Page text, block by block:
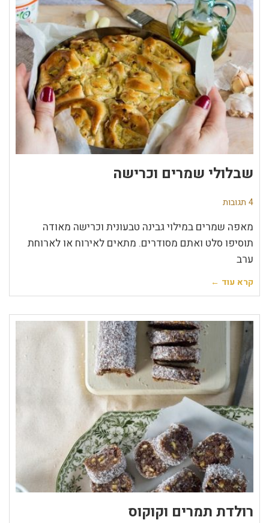
שבלולי שמרים וכרישה
4 תגובות
מאפה שמרים במילוי גבינה טבעונית וכרישה מאודה
תוסיפו סלט ואתם מסודרים. מתאים לאירוח או לארוחת
ערב
קרא עוד ←
רולדת תמרים וקוקוס